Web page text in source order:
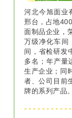
河北今旭面业
邢台，占地
面制品企业，
万级净化车间
间，省检研发
多名；年产量
生产企业；同
者、公司目前
牌的系列产品。